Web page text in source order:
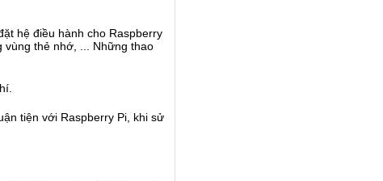
hệ điều hành cho Raspberry
vùng thẻ nhớ, ... Những thao
tiện với Raspberry Pi, khi sử